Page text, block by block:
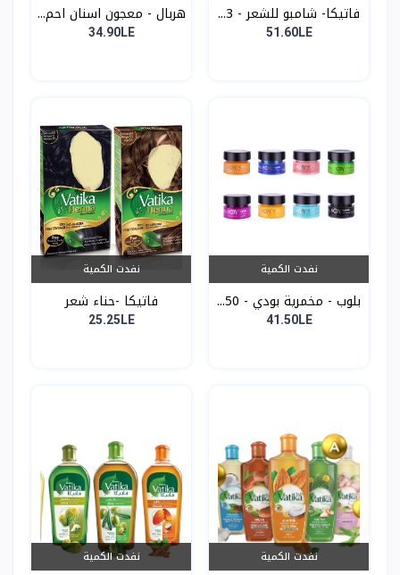
فاتيكا- شامبو للشعر - 3...
51.60LE
هربال - معجون اسنان احم...
34.90LE
نفدت الكمية
بلوب - مخمرية بودي - 50...
41.50LE
نفدت الكمية
فاتيكا -حناء شعر
25.25LE
نفدت الكمية نفدت الكمية